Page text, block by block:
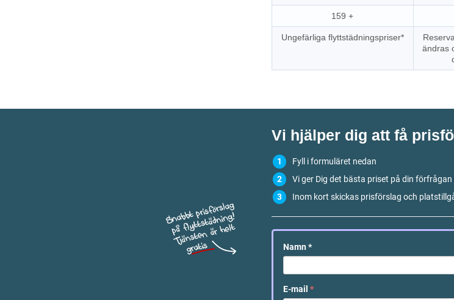
159 +
Ungefärliga flyttstädningspriser*
ändras
Vi hjälper dig att få
Fyll i formuläret nedan
Vi ger Dig det bästa priset på din
Inom kort skickas prisförslag och
Namn*
E-mail*